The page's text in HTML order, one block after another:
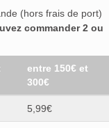
(hors frais de port)
commander 2 ou
entre 150€ et
300€
5,99€